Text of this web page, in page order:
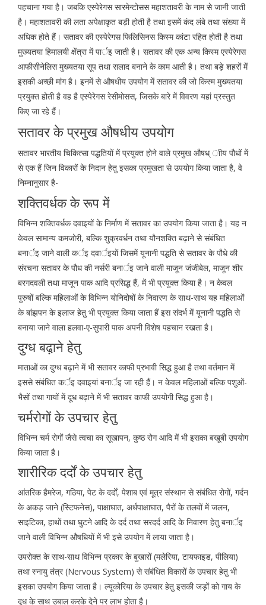
पहचाना गया है। जबकि एस्पेरेगस सारमेन्टोसस महाशतावरी के नाम से जानी जाती
है। महाशतावरी की लता अपेक्षाकृत बड़ी होती है तथा इसमें कंद लंबे तथा संख्या में
अधिक होते हैं। सतावर की एस्पेरेगस फिलिसिनस किस्म कांटा रहित होती है तथा
मुख्यतया हिमालयी क्षेंत्रा में पार्इ जाती है। सतावर की एक अन्य किस्म एस्पेरेगस
आफीसीनेलिस मुख्यतया सूप तथा सलाद बनाने के काम आती है। तथा बड़े शहरों में
इसकी अच्छी मांग है। इनमें से औषधीय उपयोग में सतावर की जो किस्म मुख्यतया
प्रयुक्त होती है वह है एस्पेरेगस रेसीमोसस, जिसके बारे में विवरण यहां प्रस्तुत
किए जा रहे हैं।
सतावर के प्रमुख औषधीय उपयोग
सतावर भारतीय चिकित्सा पद्धतियों में प्रयुक्त होने वाले प्रमुख औषध् ाीय पौधों में
से एक हैं जिन विकारों के निदान हेतु इसका प्रमुखता से उपयोग किया जाता है, वे
निम्नानुसार है-
शक्तिवर्धक के रूप में
विभिन्न शक्तिवर्धक दवाइयों के निर्माण में सतावर का उपयोग किया जाता है। यह न
केवल सामान्य कमजोरी, बल्कि शुक्रवर्धन तथा यौनशक्ति बढ़ाने से संबंधित
बनार्इ जाने वाली कर्इ दवार्इयों जिसमें यूनानी पद्धति से सतावर के पौधे की
संरचना सतावर के पौध की नर्सरी बनार्इ जाने वाली माजून जंजीबेल, माजून शीर
बरगदवली तथा माजून पाक आदि प्रसिद्ध हैं, में भी प्रयुक्त किया है। न केवल
पुरुषों बल्कि महिलाओं के विभिन्न योनिदोषों के निवारण के साथ-साथ यह महिलाओं
के बांझपन के इलाज हेतु भी प्रयुक्त किया जाता हैं इस संदर्भ में यूनानी पद्धति से
बनाया जाने वाला हलवा-ए-सुपारी पाक अपनी विशेष पहचान रखता है।
दुग्ध बढ़ा़ने हेतु
माताओं का दुग्ध बढ़ाने में भी सतावर काफी प्रभावी सिद्ध हुआ है तथा वर्तमान में
इससे संबंधित कर्इ दवाइयां बनार्इ जा रही हैं। न केवल महिलाओं बल्कि पशुओं-
भैसों तथा गायों में दूध बढ़ाने में भी सतावर काफी उपयोगी सिद्ध हुआ है।
चर्मरोगों के उपचार हेतु
विभिन्न चर्म रोगों जैसे त्वचा का सूखापन, कुष्ठ रोग आदि में भी इसका बखूबी उपयोग
किया जाता है।
शारीरिक दर्दों के उपचार हेतु
आंतरिक हैमरेज, गठिया, पेट के दर्दों, पेशाब एवं मूत्र संस्थान से संबंधित रोगों, गर्दन
के अकड़ जाने (स्टिफनेस), पाक्षाघात, अर्धपाक्षाघात, पैरों के तलवों में जलन,
साइटिका, हाथों तथा घुटने आदि के दर्द तथा सरदर्द आदि के निवारण हेतु बनार्इ
जाने वाली विभिन्न औषधियों में भी इसे उपयोग में लाया जाता है।
उपरोक्त के साथ-साथ विभिन्न प्रकार के बुखारों (मलेरिया, टायफाइड, पीलिया)
तथा स्नायु तंत्र (Nervous System) से संबंधित विकारों के उपचार हेतु भी
इसका उपयोग किया जाता है। ल्यूकोरिया के उपचार हेतु इसकी जड़ों को गाय के
दूध के साथ उबाल करके देने पर लाभ होता है।